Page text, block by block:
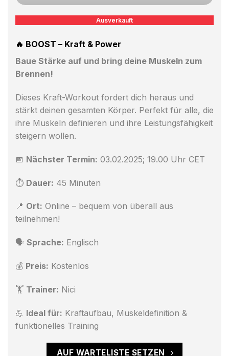
Ausverkauft
🔥 BOOST – Kraft & Power
Baue Stärke auf und bring deine Muskeln zum
Brennen!
Dieses Kraft-Workout fordert dich heraus und
stärkt deinen gesamten Körper. Perfekt für alle, die
ihre Muskeln definieren und ihre Leistungsfähigkeit
steigern wollen.
📅 Nächster Termin: 03.02.2025; 19.00 Uhr CET
⏱ Dauer: 45 Minuten
📍 Ort: Online – bequem von überall aus
teilnehmen!
🗣 Sprache: Englisch
💰 Preis: Kostenlos
🏋️ Trainer: Nici
💪 Ideal für: Kraftaufbau, Muskeldefinition &
funktionelles Training
AUF WARTELISTE SETZEN